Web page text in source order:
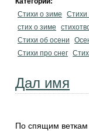
Стихи о зиме
Стихи
стих о зиме
Стихи об осени
Стихи про снег
Дал имя
По спящим веткам